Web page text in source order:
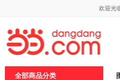
欢迎光
全部商品分类